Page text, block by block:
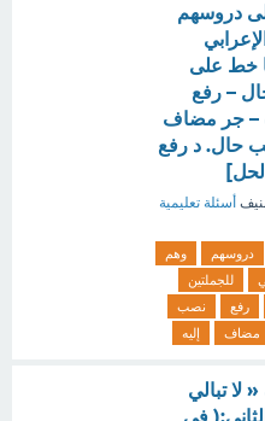
دروسهم
خط على
– رفع
– جر مضاف
حال. د رفع
أسئلة تعليمية
دروسهم
وهم
للجملتين
رفع
نصب
مضاف إليه
لا تبالي